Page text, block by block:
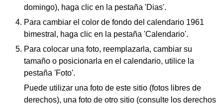
domingo), haga clic en la pestaña 'Dias'.
Para cambiar el color de fondo del calendario 1961
bimestral, haga clic en la pestaña 'Calendario'.
Para colocar una foto, reemplazarla, cambiar su
tamaño o posicionarla en el calendario, utilice la
pestaña 'Foto'.
Puede utilizar una foto de este sitio (fotos libres de
derechos), una foto de otro sitio (consulte los derechos